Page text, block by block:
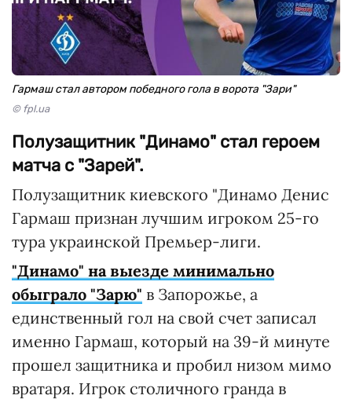
Гармаш стал автором победного гола в ворота "Зари"
© fpl.ua
Полузащитник "Динамо" стал героем
матча с "Зарей".
Полузащитник киевского "Динамо Денис
Гармаш признан лучшим игроком 25-го
тура украинской Премьер-лиги.
"Динамо" на выезде минимально
обыграло "Зарю" в Запорожье, а
единственный гол на свой счет записал
именно Гармаш, который на 39-й минуте
прошел защитника и пробил низом мимо
вратаря. Игрок столичного гранда в